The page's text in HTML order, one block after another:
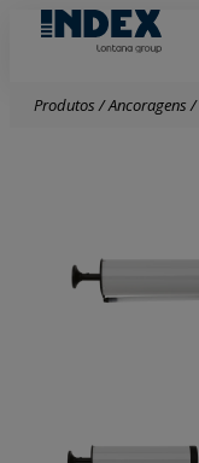
Produtos/Ancoragens/